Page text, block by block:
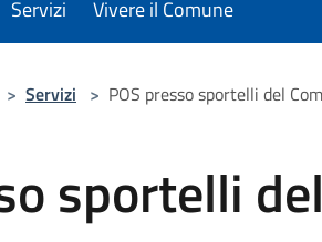
Servizi Vivere il Comune
> Servizi > POS presso sportelli del
sportelli